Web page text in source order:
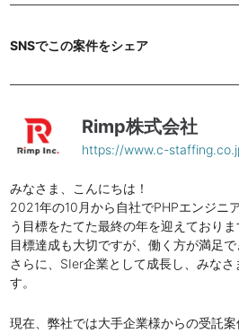
SNSでこの案件をシェア
Rimp株式会社
https://www.c-
みなさま、こんにちは！
2021年の10月から自社でPHPエンジニ
う目標をたてた最終の年を迎えておりま
目標達成も大切ですが、働く方が満足
さらに、SIer企業として成長し、みな
す。
現在、弊社では大手企業様からの受託